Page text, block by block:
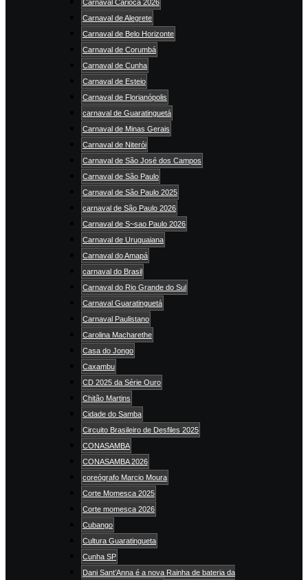
Carnaval Carioca 2026
Carnaval de Alegrete
Carnaval de Belo Horizonte
Carnaval de Corumbá
Carnaval de Cunha
Carnaval de Esteio
Carnaval de Florianópolis
carnaval de Guaratinguetá
Carnaval de Minas Gerais
Carnaval de Niterói
Carnaval de São José dos Campos
Carnaval de São Paulo
Carnaval de São Paulo 2025
carnaval de São Paulo 2026
Carnaval de S~sao Paulo 2026
Carnaval de Uruguaiana
Carnaval do Amapá
carnaval do Brasil
Carnaval do Rio Grande do Sul
Carnaval Guaratinguetá
Carnaval Paulistano
Carolina Macharethe
Casa do Jongo
Caxambu
CD 2025 da Série Ouro
Chitão Martins
Cidade do Samba
Circuito Brasileiro de Desfiles 2025
CONASAMBA
CONASAMBA 2026
coreógrafo Marcio Moura
Corte Momesca 2025
Corte momesca 2026
Cubango
Cultura Guaratingueta
Cunha SP
Dani Sant’Anna é a nova Rainha de bateria da